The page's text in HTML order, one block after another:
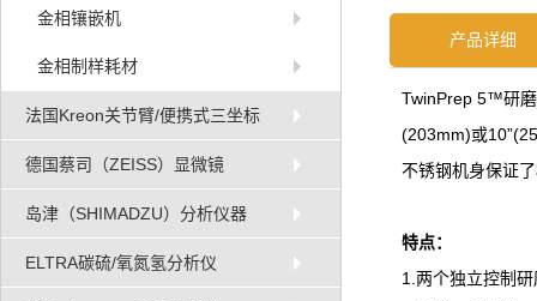
金相镶嵌机
金相制样耗材
法国Kreon关节臂/便携式三坐标
德国蔡司（ZEISS）显微镜
岛津（SHIMADZU）分析仪器
ELTRA碳硫/氧氮氢分析仪
产品详细
TwinPrep 5™研磨
(203mm)或
不锈钢机身保证
特点：
1.两个独立控制